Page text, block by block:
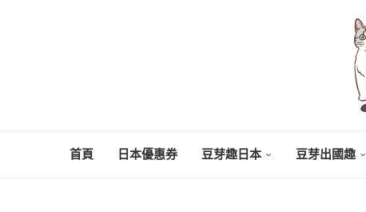
首頁 日本優惠券 豆芽趣日本 豆芽出國趣